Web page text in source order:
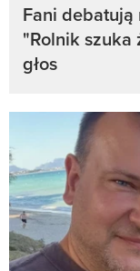
Fani debatują
"Rolnik szuka
głos